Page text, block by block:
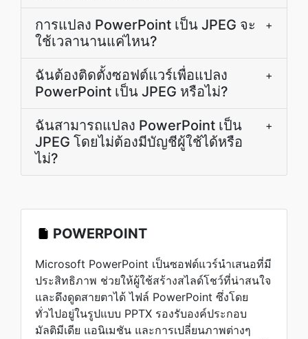
การแปลง PowerPoint เป็น JPEG จะ
ใช้เวลานานแค่ไหน?
+
ฉันต้องติดตั้งซอฟต์แวร์เพื่อแปลง
PowerPoint เป็น JPEG หรือไม่?
+
ฉันสามารถแปลง PowerPoint เป็น
JPEG โดยไม่ต้องมีบัญชีผู้ใช้ได้หรือ
ไม่?
+
POWERPOINT
Microsoft PowerPoint เป็นซอฟต์แวร์นำเสนอที่มี
ประสิทธิภาพ ช่วยให้ผู้ใช้สร้างสไลด์โชว์ที่น่าสนใจ
และดึงดูดสายตาได้ ไฟล์ PowerPoint ซึ่งโดย
ทั่วไปอยู่ในรูปแบบ PPTX รองรับองค์ประกอบ
มัลติมีเดีย แอนิเมชัน และการเปลี่ยนภาพต่างๆ